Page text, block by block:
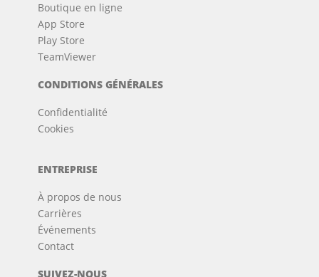
Boutique en ligne
App Store
Play Store
TeamViewer
CONDITIONS GÉNÉRALES
Confidentialité
Cookies
ENTREPRISE
À propos de nous
Carrières
Événements
Contact
SUIVEZ-NOUS